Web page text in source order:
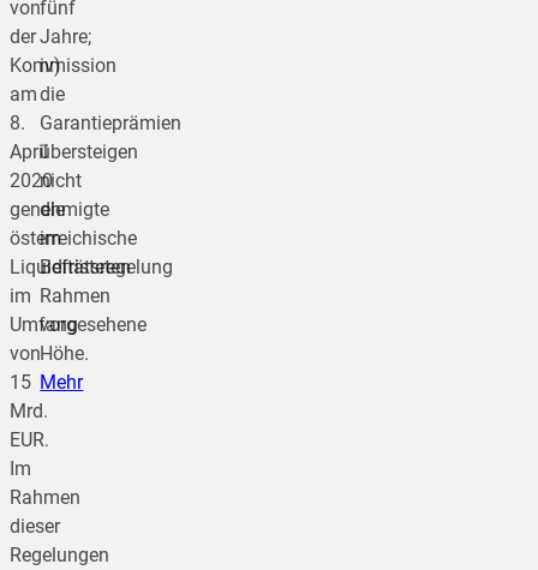
von
der
Kommission
am
8.
April
2020
genehmigte
österreichische
Liquiditätsregelung
im
Umfang
von
15
Mrd.
EUR.
Im
Rahmen
dieser
Regelungen
fünf
Jahre;
iv)
die
Garantieprämien
übersteigen
nicht
die
im
Befristeten
Rahmen
vorgesehene
Höhe.
Mehr